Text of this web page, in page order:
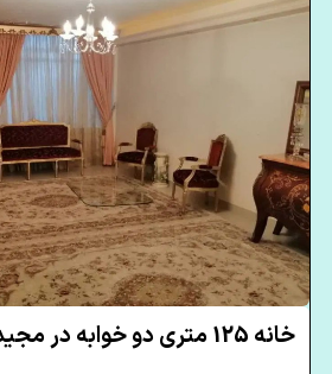
خانه 125 متری دو خوابه در مجیدیه تهران